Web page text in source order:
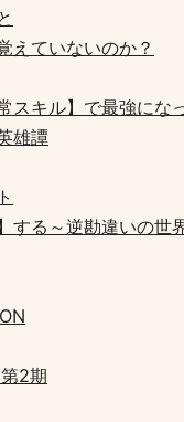
えていないのか？
スキル】で最強にな
雄譚
する～逆勘違いの世
2期